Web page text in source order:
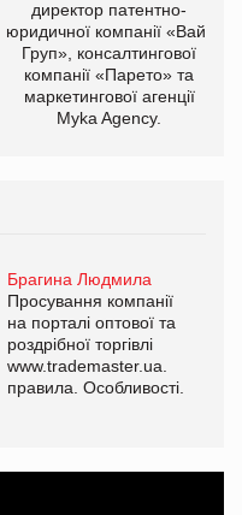
директор патентно-
юридичної компанії «Вайз
Груп», консалтингової
компанії «Парето» та
маркетингової агенції
Myka Agency.
Брагина Людмила
Просування компанії
на порталі оптової та
роздрібної торгівлі
www.trademaster.ua.
правила. Особливості.